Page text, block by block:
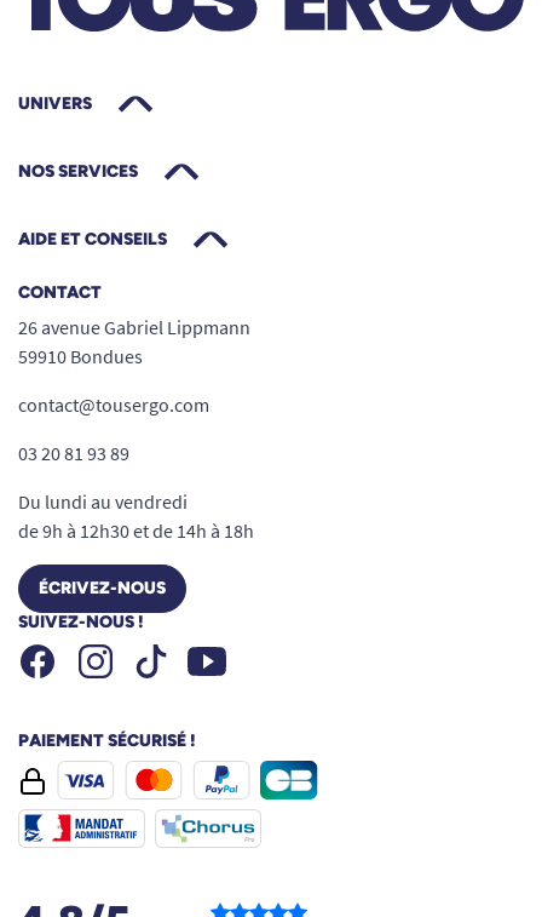
UNIVERS
NOS SERVICES
AIDE ET CONSEILS
CONTACT
26 avenue Gabriel Lippmann
59910 Bondues
contact@tousergo.com
03 20 81 93 89
Du lundi au vendredi
de 9h à 12h30 et de 14h à 18h
ÉCRIVEZ-NOUS
SUIVEZ-NOUS !
FacebookInstagramTiktok Youtube
PAIEMENT SÉCURISÉ !